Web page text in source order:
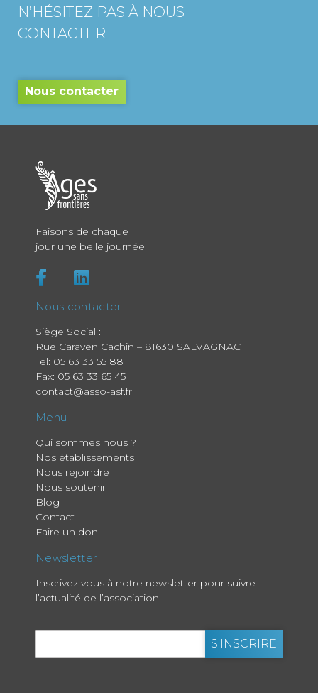
N’HÉSITEZ PAS À NOUS
CONTACTER
Nous contacter
Faisons de chaque
jour une belle journée
Nous contacter
Siège Social :
Rue Caraven Cachin – 81630 SALVAGNAC
Tel: 05 63 33 55 88
Fax: 05 63 33 65 45
contact@asso-asf.fr
Menu
Qui sommes nous ?
Nos établissements
Nous rejoindre
Nous soutenir
Blog
Contact
Faire un don
Newsletter
Inscrivez vous à notre newsletter pour suivre
l’actualité de l’association.